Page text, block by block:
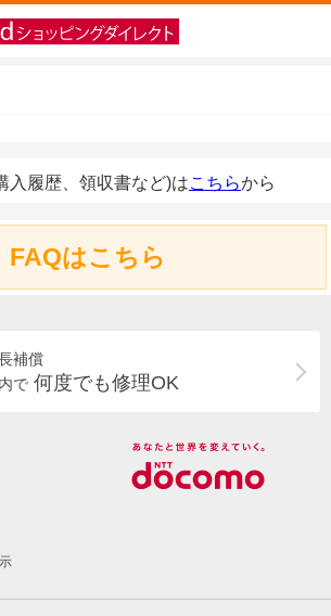
入履歴、領収書など)はこちらから
FAQはこちら
補償
で 何度でも修理OK